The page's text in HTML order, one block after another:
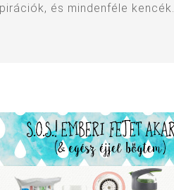
és mindenféle kencék.